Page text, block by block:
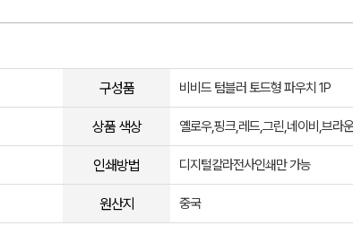
구성품 비비드 텀블러 토드형 파우치 1P
상품 색상 옐로우,핑크,레드,그린,네이비,브라운
인쇄방법 디지털칼라전사인쇄만 가능
원산지 중국